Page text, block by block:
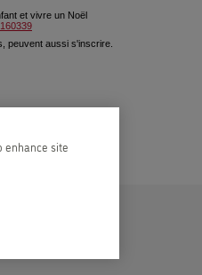
et vivre un Noël
peuvent aussi s'inscrire.
enhance site